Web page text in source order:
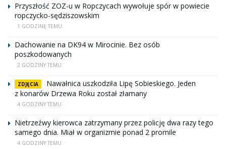
Przyszłość ZOZ-u w Ropczycach wywołuje spór w powiecie
ropczycko-sędziszowskim
1 GODZINĘ TEMU
Dachowanie na DK94 w Mirocinie. Bez osób
poszkodowanych
2 GODZINY TEMU
ZDJĘCIA
Nawałnica uszkodziła Lipę Sobieskiego. Jeden
z konarów Drzewa Roku został złamany
4 GODZINY TEMU
Nietrzeźwy kierowca zatrzymany przez policję dwa razy tego
samego dnia. Miał w organizmie ponad 2 promile
4 GODZINY TEMU